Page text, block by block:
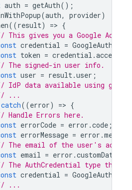
auth = getAuth();
(auth, provider)
((result) => {
This gives you a Google
credential =
token = credential .
The signed-in user info.
user = result.user ;
IdP data available using
...
catch((error) => {
Handle Errors here.
errorCode = error .code ;
errorMessage = error .message
The email of the user's
email = error .customData
The AuthCredential type that
credential =
...